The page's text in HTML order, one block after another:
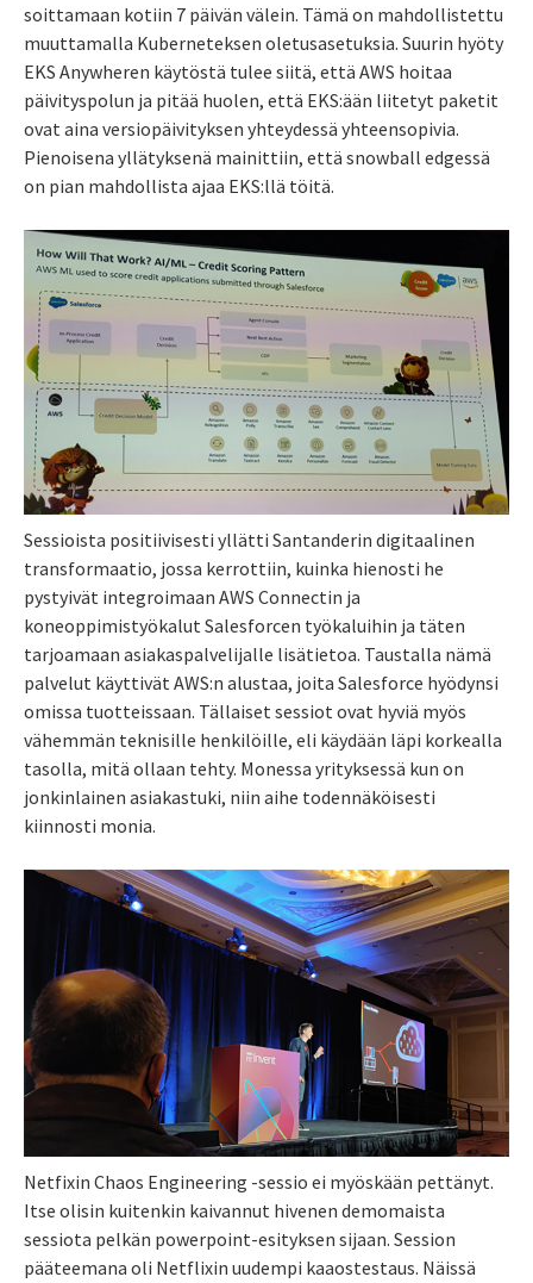
soittamaan kotiin 7 päivän välein. Tämä on mahdollistettu
muuttamalla Kuberneteksen oletusasetuksia. Suurin hyöty
EKS Anywheren käytöstä tulee siitä, että AWS hoitaa
päivityspolun ja pitää huolen, että EKS:ään liitetyt paketit
ovat aina versiopäivityksen yhteydessä yhteensopivia.
Pienoisena yllätyksenä mainittiin, että snowball edgessä
on pian mahdollista ajaa EKS:llä töitä.
Sessioista positiivisesti yllätti Santanderin digitaalinen
transformaatio, jossa kerrottiin, kuinka hienosti he
pystyivät integroimaan AWS Connectin ja
koneoppimistyökalut Salesforcen työkaluihin ja täten
tarjoamaan asiakaspalvelijalle lisätietoa. Taustalla nämä
palvelut käyttivät AWS:n alustaa, joita Salesforce hyödynsi
omissa tuotteissaan. Tällaiset sessiot ovat hyviä myös
vähemmän teknisille henkilöille, eli käydään läpi korkealla
tasolla, mitä ollaan tehty. Monessa yrityksessä kun on
jonkinlainen asiakastuki, niin aihe todennäköisesti
kiinnosti monia.
Netfixin Chaos Engineering -sessio ei myöskään pettänyt.
Itse olisin kuitenkin kaivannut hivenen demomaista
sessiota pelkän powerpoint-esityksen sijaan. Session
pääteemana oli Netflixin uudempi kaaostestaus. Näissä